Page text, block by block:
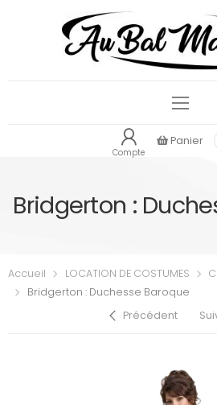
Compte
Panier
Bridgerton :
Accueil LOCATION DE COSTUMES
Bridgerton : Duchesse Baroque
Précédent